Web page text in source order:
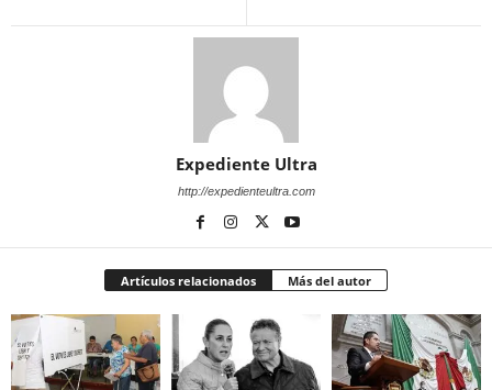
Expediente Ultra
http://expedienteultra.com
Artículos relacionados Más del autor